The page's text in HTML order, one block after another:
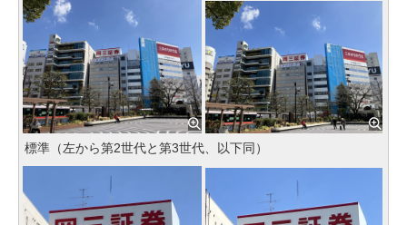
標準（左から第2世代と第3世代、以下同）